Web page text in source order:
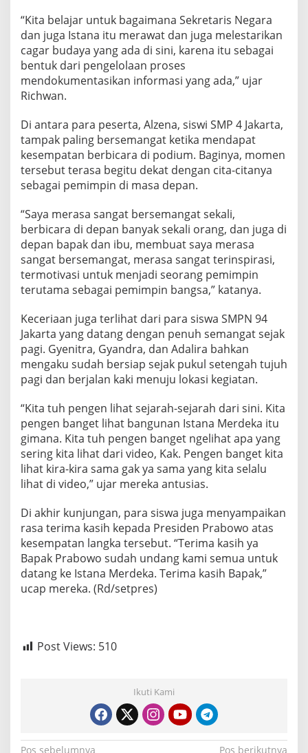
“Kita belajar untuk bagaimana Sekretaris Negara
dan juga Istana itu merawat dan juga melestarikan
cagar budaya yang ada di sini, karena itu sebagai
bentuk dari pengelolaan proses
mendokumentasikan informasi yang ada,” ujar
Richwan.
Di antara para peserta, Alzena, siswi SMP 4 Jakarta,
tampak paling bersemangat ketika mendapat
kesempatan berbicara di podium. Baginya, momen
tersebut terasa begitu dekat dengan cita-citanya
sebagai pemimpin di masa depan.
“Saya merasa sangat bersemangat sekali,
berbicara di depan banyak sekali orang, dan juga di
depan bapak dan ibu, membuat saya merasa
sangat bersemangat, merasa sangat terinspirasi,
termotivasi untuk menjadi seorang pemimpin
terutama sebagai pemimpin bangsa,” katanya.
Keceriaan juga terlihat dari para siswa SMPN 94
Jakarta yang datang dengan penuh semangat sejak
pagi. Gyenitra, Gyandra, dan Adalira bahkan
mengaku sudah bersiap sejak pukul setengah tujuh
pagi dan berjalan kaki menuju lokasi kegiatan.
“Kita tuh pengen lihat sejarah-sejarah dari sini. Kita
pengen banget lihat bangunan Istana Merdeka itu
gimana. Kita tuh pengen banget ngelihat apa yang
sering kita lihat dari video, Kak. Pengen banget kita
lihat kira-kira sama gak ya sama yang kita selalu
lihat di video,” ujar mereka antusias.
Di akhir kunjungan, para siswa juga menyampaikan
rasa terima kasih kepada Presiden Prabowo atas
kesempatan langka tersebut. “Terima kasih ya
Bapak Prabowo sudah undang kami semua untuk
datang ke Istana Merdeka. Terima kasih Bapak,”
ucap mereka. (Rd/setpres)
Post Views: 510
Ikuti Kami
Pos sebelumnya Pos berikutnya